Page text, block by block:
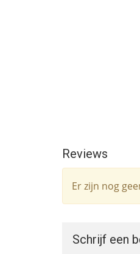
Reviews
Er zijn nog
Schrijf een